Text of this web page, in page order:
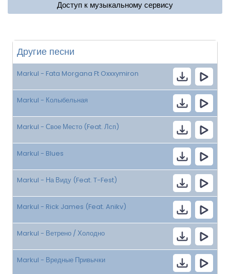
Доступ к музыкальному сервису
Другие песни
Markul - Fata Morgana Ft Oxxxymiron
Markul - Колыбельная
Markul - Свое Место (Feat. Лсп)
Markul - Blues
Markul - На Виду (Feat. T-Fest)
Markul - Rick James (Feat. Anikv)
Markul - Ветрено / Холодно
Markul - Вредные Привычки